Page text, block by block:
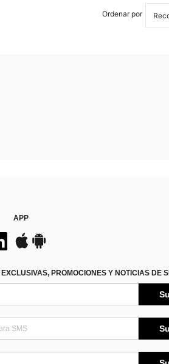
Ordenar por
APP
PROMOCIONES Y NOTICIAS DE